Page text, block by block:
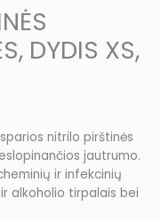
DYDIS XS,
nitrilo pirštinės
jautrumo.
ir infekcinių
alkoholio tirpalais bei